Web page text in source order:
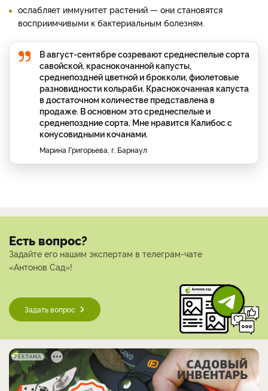
ослабляет иммунитет растений — они становятся
восприимчивыми к бактериальным болезням.
В август-сентябре созревают среднеспелые сорта
савойской, краснокочанной капусты,
среднепоздней цветной и брокколи, фиолетовые
разновидности кольраби. Краснокочанная капуста
в достаточном количестве представлена в
продаже. В основном это среднеспелые и
среднепоздние сорта. Мне нравится Калибос с
конусовидными кочанами.
Марина Григорьева, г. Барнаул
Есть вопрос?
Задайте его нашим экспертам в телеграм-чате
«Антонов Сад»!
Задать вопрос
РЕКЛАМА